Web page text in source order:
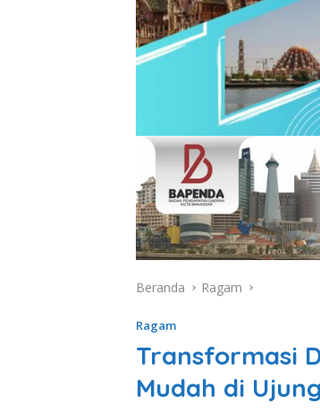
Beranda Ragam
Ragam
Transformasi
Mudah di